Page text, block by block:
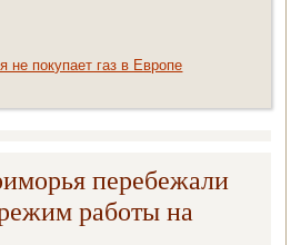
не покупает газ в Европе
перебежали
работы на